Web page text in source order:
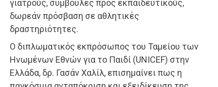
γιατρούς, συμβουλές προς εκπαιδευτικούς,
δωρεάν πρόσβαση σε αθλητικές
δραστηριότητες.
Ο διπλωματικός εκπρόσωπος του Ταμείου των
Ηνωμένων Εθνών για το Παιδί (UNICEF) στην
Ελλάδα, δρ. Γασάν Χαλίλ, επισημαίνει πως η